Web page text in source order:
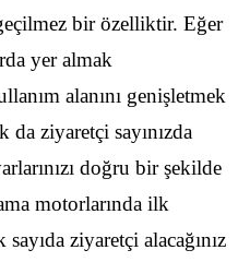
bir özelliktir. Eğer
yer almak
alanını genişletmek
da ziyaretçi sayınızda
doğru bir şekilde
motorlarında ilk
ziyaretçi alacağınız